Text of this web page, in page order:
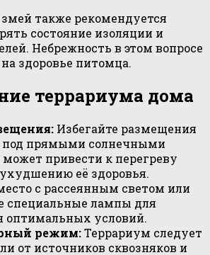
также рекомендуется
состояние изоляции и
Небрежность в этом вопросе
здоровье питомца.
террариума дома
Избегайте размещения
под прямыми солнечными
привести к перегреву
её здоровья.
с рассеянным светом или
специальные лампы для
оптимальных условий.
режим:Террариум следует
от источников сквозняков и